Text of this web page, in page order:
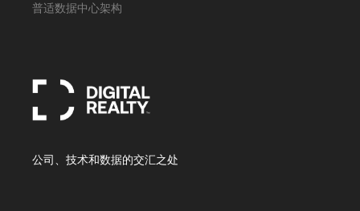
普适数据中心架构
公司、技术和数据的交汇之处